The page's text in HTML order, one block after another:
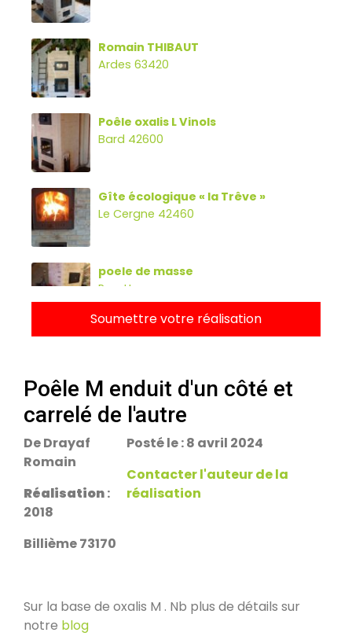
Romain THIBAUT
Ardes 63420
Poêle oxalis L Vinols
Bard 42600
Gîte écologique « la Trêve »
Le Cergne 42460
poele de masse
Parette
Rans 39700
PDM Yoloxalis
Schweighouse-sur-Moder 67590
Oxalibre L
Soumettre votre réalisation
Poêle M enduit d'un côté et
carrelé de l'autre
De Drayaf
Romain
Réalisation:
2018
Billième 73170
Posté le : 8 avril 2024
Contacter l'auteur de la
réalisation
Sur la base de oxalis M . Nb plus de détails sur
notre blog